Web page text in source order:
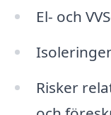
El- och
Risker